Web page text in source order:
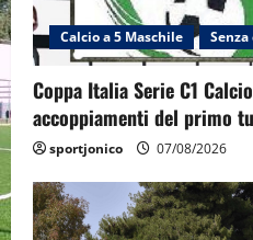
Calcio a 5 Maschile
Coppa Italia Serie C1
accoppiamenti del primo
sportjonico 07/08/2026